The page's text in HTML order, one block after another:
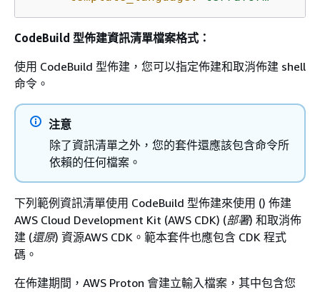
CodeBuild 型佈建資訊清單檔案格式：
使用 CodeBuild 型佈建，您可以指定佈建和取消佈建 shell
命令。
注意
除了資訊清單之外，您的套件還應該包含命令所
依賴的任何檔案。
下列範例資訊清單使用 CodeBuild 型佈建來使用 () 佈建
AWS Cloud Development Kit (AWS CDK) (部署) 和取消佈
建 (還原) 資源AWS CDK。範本套件也應包含 CDK 程式
碼。
在佈建期間，AWS Proton 會建立輸入檔案，其中包含您